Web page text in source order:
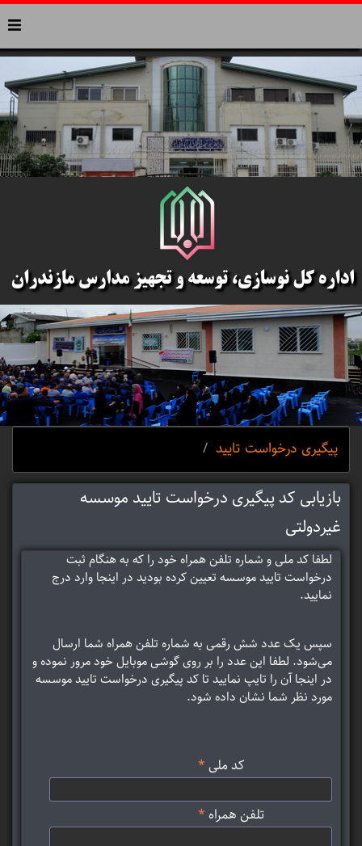
پیگیری درخواست تایید /
بازیابی کد پیگیری درخواست تایید موسسه
غیردولتی
لطفا کد ملی و شماره تلفن همراه خود را که به هنگام ثبت
درخواست تایید موسسه تعیین کرده بودید در اینجا وارد درج
نمایید.
سپس یک عدد شش رقمی به شماره تلفن همراه شما ارسال
می‌شود. لطفا این عدد را بر روی گوشی موبایل خود مرور نموده و
در اینجا آن را تایپ نمایید تا کد پیگیری درخواست تایید موسسه
مورد نظر شما نشان داده شود.
کد ملی*
تلفن همراه *